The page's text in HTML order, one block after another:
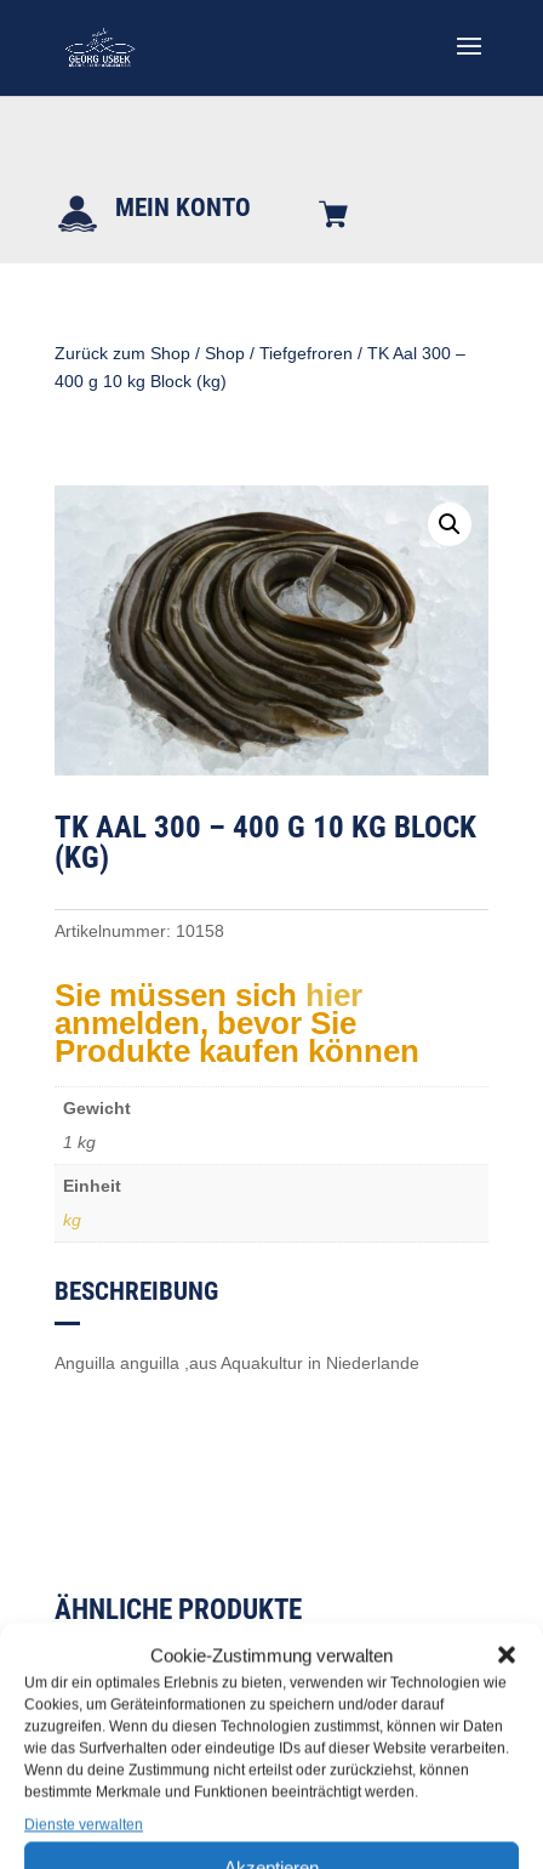
Cookie-Zustimmung verwalten
Um dir ein optimales Erlebnis zu bieten, verwenden wir Technologien wie
Cookies, um Geräteinformationen zu speichern und/oder darauf
zuzugreifen. Wenn du diesen Technologien zustimmst, können wir Daten
wie das Surfverhalten oder eindeutige IDs auf dieser Website verarbeiten.
Wenn du deine Zustimmung nicht erteilst oder zurückziehst, können
bestimmte Merkmale und Funktionen beeinträchtigt werden.
Dienste verwalten
MEIN KONTO
Zurück zum Shop/ Shop/ Tiefgefroren / TK Aal 300 –
400 g 10 kg Block (kg)
TK AAL 300 – 400 G 10 KG BLOCK
(KG)
Artikelnummer: 10158
Sie müssen sich hier
anmelden, bevor Sie
Produkte kaufen können
Gewicht
1 kg
Einheit
kg
BESCHREIBUNG
Anguilla anguilla ,aus Aquakultur in Niederlande
ÄHNLICHE PRODUKTE